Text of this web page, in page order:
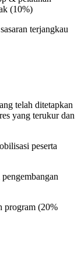
(10%)
terjangkau
telah ditetapkan
yang terukur dan
peserta
program (20%